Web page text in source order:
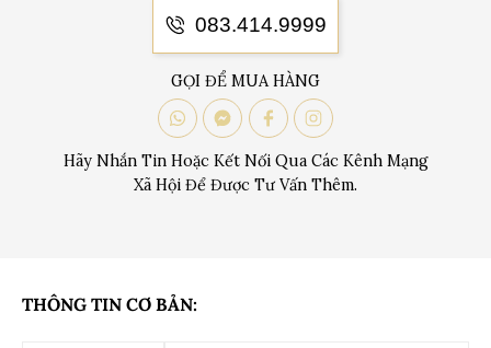
083.414.9999
GỌI ĐỂ MUA HÀNG
Hãy Nhắn Tin Hoặc Kết Nối Qua Các Kênh Mạng
Xã Hội Để Được Tư Vấn Thêm.
THÔNG TIN CƠ BẢN: